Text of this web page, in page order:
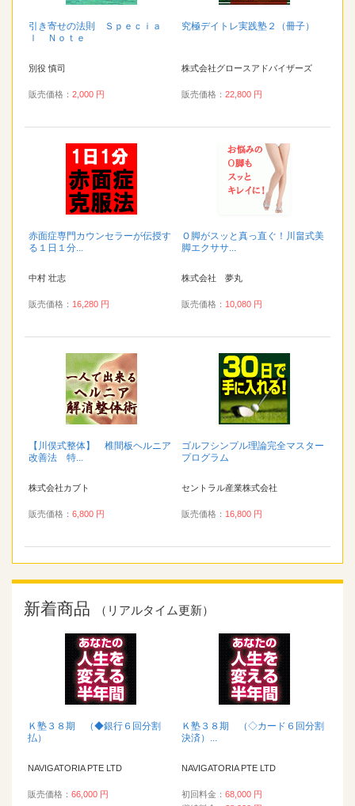
引き寄せの法則 Ｓｐｅｃｉａ
ｌ Ｎｏｔｅ
別役 慎司
販売価格： 2,000 円
究極デイトレ実践塾２（冊子）
株式会社グロースアドバイザーズ
販売価格： 22,800 円
赤面症専門カウンセラーが伝授す
る１日１分...
中村 壮志
販売価格： 16,280 円
Ｏ脚がスッと真っ直ぐ！川畠式美
脚エクササ...
株式会社 夢丸
販売価格： 10,080 円
【川俣式整体】 椎間板ヘルニア
改善法 特...
株式会社カブト
販売価格： 6,800 円
ゴルフシンプル理論完全マスター
プログラム
セントラル産業株式会社
販売価格： 16,800 円
新着商品 （リアルタイム更新）
Ｋ塾３８期 （◆銀行６回分割
払）
NAVIGATORIA PTE LTD
販売価格： 66,000 円
Ｋ塾３８期 （◇カード６回分割
決済）...
NAVIGATORIA PTE LTD
初回料金： 68,000 円